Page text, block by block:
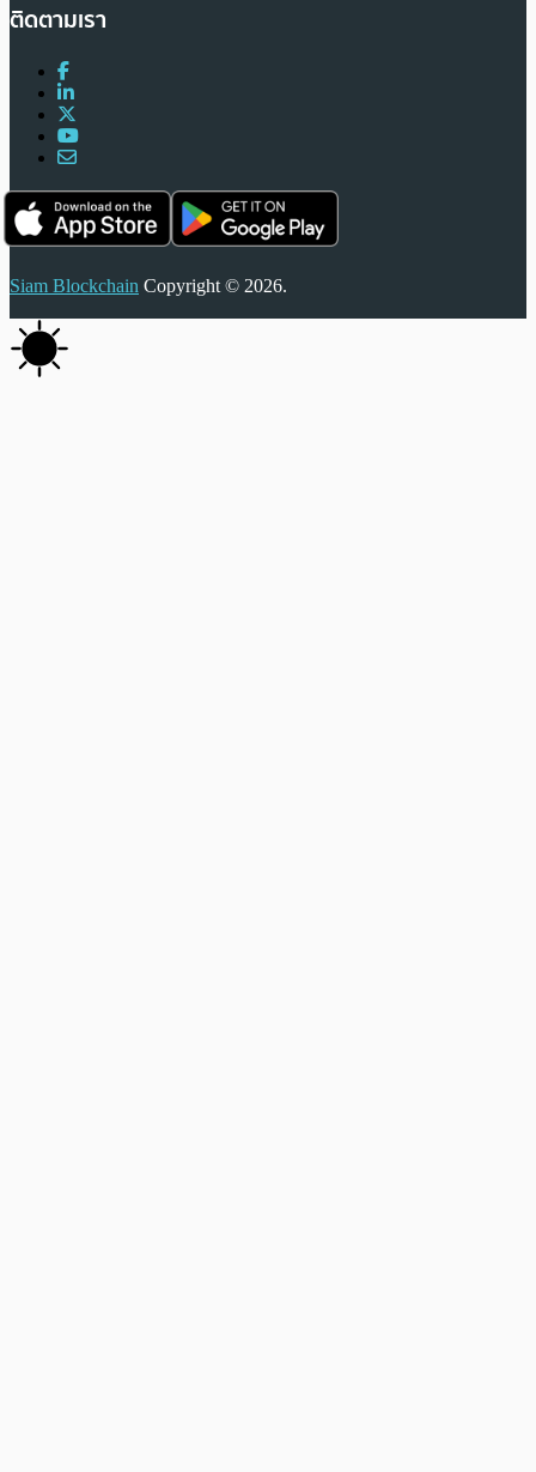
ติดตามเรา
Siam Blockchain Copyright © 2026.